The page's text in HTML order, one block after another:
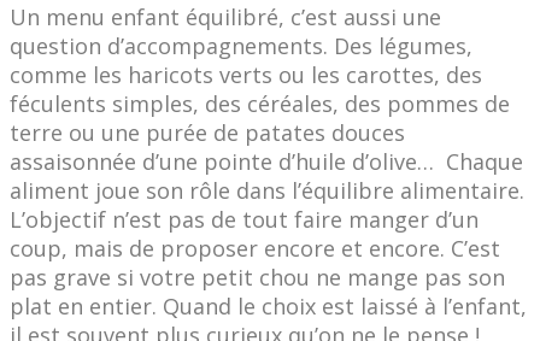
Un menu enfant équilibré, c’est aussi une
question d’accompagnements. Des légumes,
comme les haricots verts ou les carottes, des
féculents simples, des céréales, des pommes de
terre ou une purée de patates douces
assaisonnée d’une pointe d’huile d’olive… Chaque
aliment joue son rôle dans l’équilibre alimentaire.
L’objectif n’est pas de tout faire manger d’un
coup, mais de proposer encore et encore. C’est
pas grave si votre petit chou ne mange pas son
plat en entier. Quand le choix est laissé à l’enfant,
il est souvent plus curieux qu’on ne le pense !